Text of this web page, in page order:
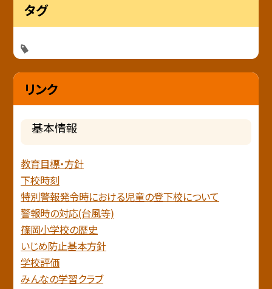
タグ
リンク
基本情報
教育目標・方針
下校時刻
特別警報発令時における児童の登下校について
警報時の対応(台風等)
篠岡小学校の歴史
いじめ防止基本方針
学校評価
みんなの学習クラブ